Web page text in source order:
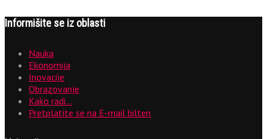
Informišite se iz oblasti
Nauka
Ekonomija
Inovacije
Obrazovanje
Kako radi…
Pretplatite se na E-mail bilten